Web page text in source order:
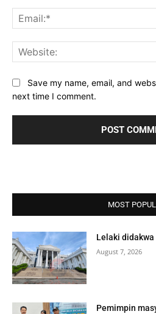
Save my name, email, and
next time I comment.
MOST
Lelaki
August 7, 2026
Pemimpin